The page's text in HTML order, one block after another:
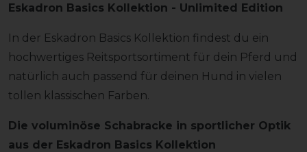
Eskadron Basics Kollektion - Unlimited Edition
In der Eskadron Basics Kollektion findest du ein
hochwertiges Reitsportsortiment für dein Pferd und
natürlich auch passend für deinen Hund in vielen
tollen klassischen Farben.
Die voluminöse Schabracke in sportlicher Optik
aus der Eskadron Basics Kollektion